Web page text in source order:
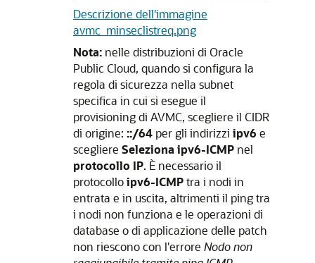
Descrizione dell'immagine
avmc_minseclistreq.png
Nota: nelle distribuzioni di Oracle
Public Cloud, quando si configura la
regola di sicurezza nella subnet
specifica in cui si esegue il
provisioning di AVMC, scegliere il CIDR
di origine: ::/64 per gli indirizzi ipv6 e
scegliere Seleziona ipv6-ICMP nel
protocollo IP. È necessario il
protocolloipv6-ICMPtra i nodi in
entrata e in uscita, altrimenti il ping tra
i nodi non funziona e le operazioni di
database o di applicazione delle patch
non riescono con l'errore Nodo non